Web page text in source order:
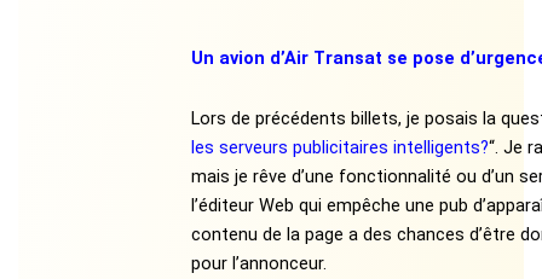
Un avion d’Air Transat se pose
Lors de précédents billets, je posais la
les serveurs publicitaires intelligents?“. Je
mais je rêve d’une fonctionnalité ou d’un
l’éditeur Web qui empêche une pub
contenu de la page a des chances d’être
pour l’annonceur.